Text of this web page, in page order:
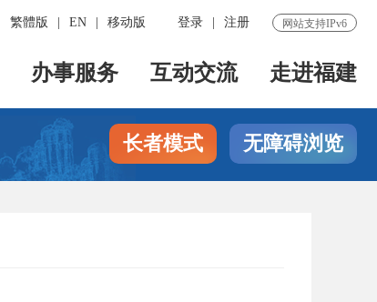
网站支持IPv6
登录 注册
繁體版 EN 移动版
办事服务 互动交流 走进福建
长者模式 无障碍浏览